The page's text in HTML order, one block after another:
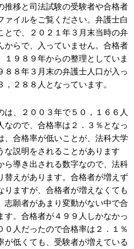
推移と司法試験の受験者や合格者
ァイルをご覧ください。弁護士白
とで、２０２１年３月末当時の弁
からで、入っていません。合格者
１９８９年からの整理としていま
８年３月末の弁護士人口が入っ
２８８人となっています。
、２００３年で５０，１６６人
なので、合格率は２．３％となっ
、合格率が低いことが、法科大学
な説明をされることがあります
ら導き出される数字なので、法科
替えがあります。合格者が増えず
りますが、合格者が増えなくても
志願者があまり変動がない中で合
。合格者が４９９人しかなかっ
０人だったので合格率は２．１％
が低くても、受験者が増えている